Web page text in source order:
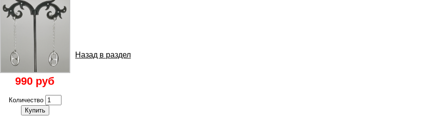
990 руб
Количество
Купить
Назад в раздел